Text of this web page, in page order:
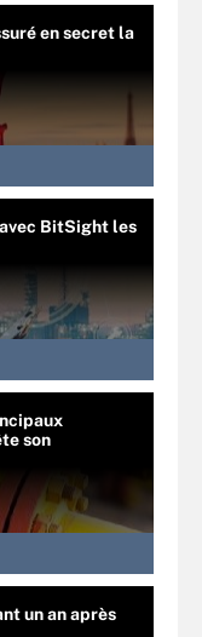
en secret la
BitSight les
son
un an après